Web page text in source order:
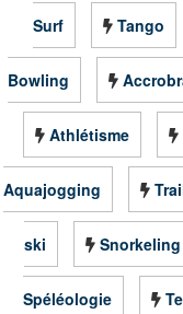
Surf Tango
Bowling
Athlétisme
Aquajogging
ski Snorkeling
Spéléologie